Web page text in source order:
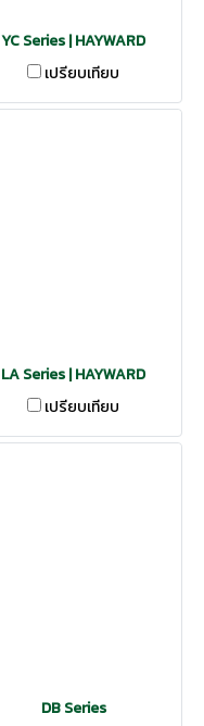
YC Series | HAYWARD
เปรียบเทียบ
LA Series | HAYWARD
เปรียบเทียบ
DB Series